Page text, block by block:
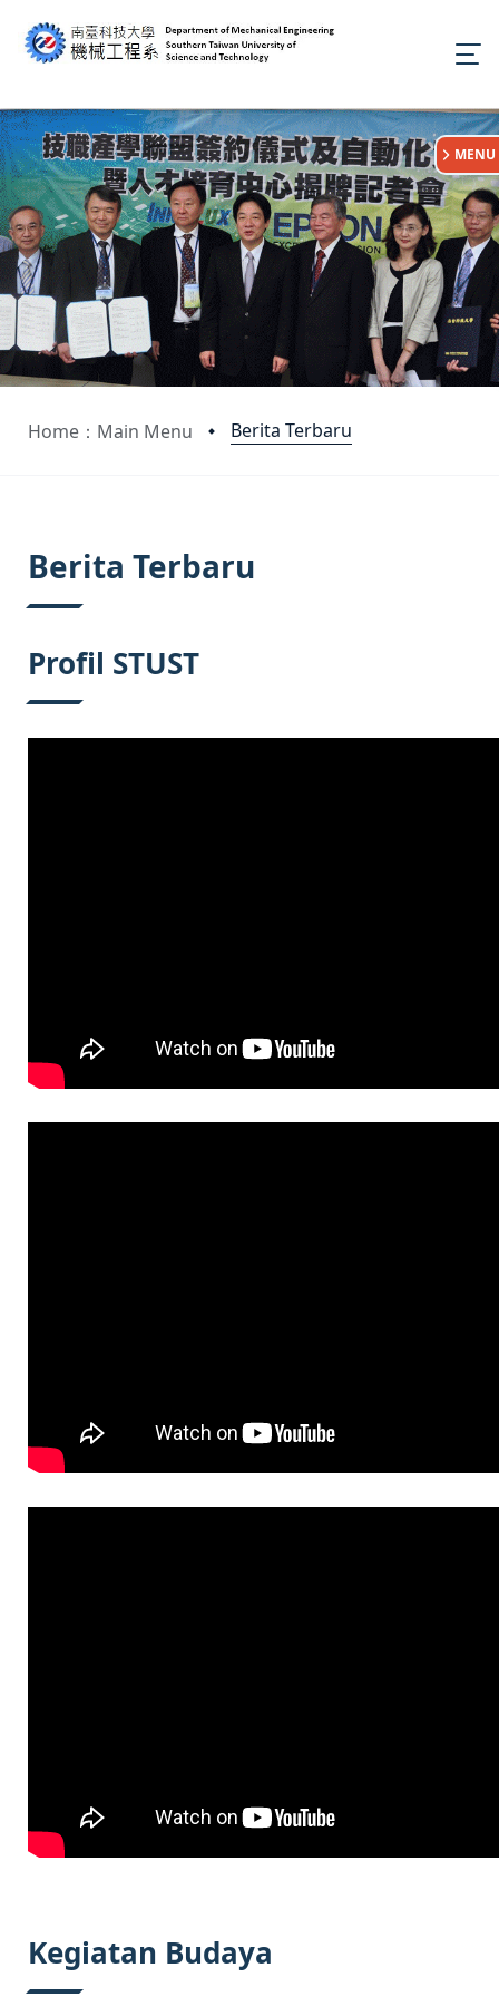
Home：Main Menu Berita Terbaru
:::
MENU
Berita Terbaru
Profil STUST
Kegiatan Budaya